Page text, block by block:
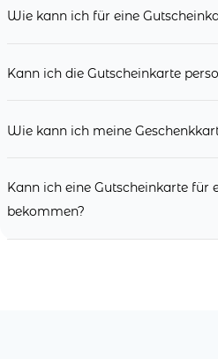
Wie kann ich für eine
Kann ich die Gutscheinkarte
Wie kann ich meine
Kann ich eine Gutscheinkarte für
bekommen?